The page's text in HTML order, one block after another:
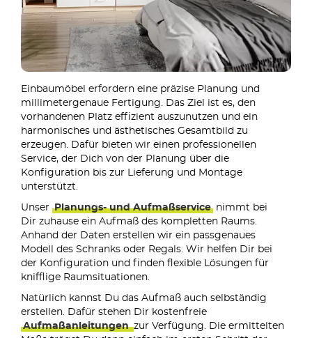
Einbaumöbel erfordern eine präzise Planung und
millimetergenaue Fertigung. Das Ziel ist es, den
vorhandenen Platz effizient auszunutzen und ein
harmonisches und ästhetisches Gesamtbild zu
erzeugen. Dafür bieten wir einen professionellen
Service, der Dich von der Planung über die
Konfiguration bis zur Lieferung und Montage
unterstützt.
Unser Planungs- und Aufmaßservice nimmt bei
Dir zuhause ein Aufmaß des kompletten Raums.
Anhand der Daten erstellen wir ein passgenaues
Modell des Schranks oder Regals. Wir helfen Dir bei
der Konfiguration und finden flexible Lösungen für
knifflige Raumsituationen.
Natürlich kannst Du das Aufmaß auch selbständig
erstellen. Dafür stehen Dir kostenfreie
Aufmaßanleitungen zur Verfügung. Die ermittelten